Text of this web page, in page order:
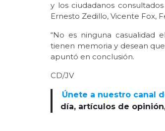
y los ciudadanos
Ernesto Zedillo, Vicente Fox,
“No es ninguna casualidad
tienen memoria y desean
apuntó en conclusión.
CD/JV
Únete a nuestro canal
día, artículos de